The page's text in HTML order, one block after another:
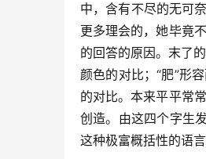
中，含有不尽的无可
更多理会的，她毕竟
的回答的原因。末了
颜色的对比；“肥”形
的对比。本来平平常
创造。由这四个字生
这种极富概括性的语